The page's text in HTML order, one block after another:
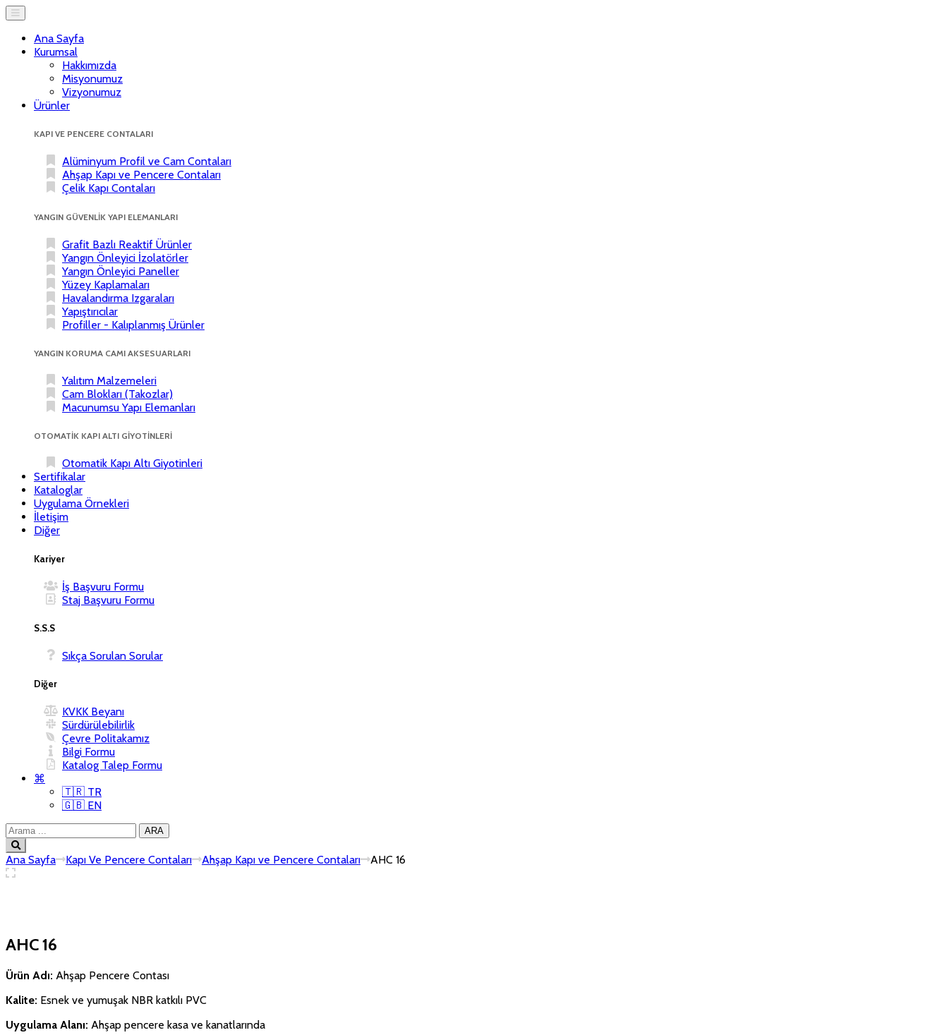
Ana Sayfa
Kurumsal
Hakkımızda
Misyonumuz
Vizyonumuz
Ürünler
KAPI VE PENCERE CONTALARI
Alüminyum Profil ve Cam Contaları
Ahşap Kapı ve Pencere Contaları
Çelik Kapı Contaları
YANGIN GÜVENLİK YAPI ELEMANLARI
Grafit Bazlı Reaktif Ürünler
Yangın Önleyici İzolatörler
Yangın Önleyici Paneller
Yüzey Kaplamaları
Havalandırma Izgaraları
Yapıştırıcılar
Profiller - Kalıplanmış Ürünler
YANGIN KORUMA CAMI AKSESUARLARI
Yalıtım Malzemeleri
Cam Blokları (Takozlar)
Macunumsu Yapı Elemanları
OTOMATİK KAPI ALTI GİYOTİNLERİ
Otomatik Kapı Altı Giyotinleri
Sertifikalar
Kataloglar
Uygulama Örnekleri
İletişim
Diğer
Kariyer
İş Başvuru Formu
Staj Başvuru Formu
S.S.S
Sıkça Sorulan Sorular
Diğer
KVKK Beyanı
Sürdürülebilirlik
Çevre Politakamız
Bilgi Formu
Katalog Talep Formu
⌘
🇹🇷 TR
🇬🇧 EN
Ana Sayfa Kapı Ve Pencere Contaları Ahşap Kapı ve Pencere Contaları AHC 16
AHC 16
Ürün Adı: Ahşap Pencere Contası
Kalite: Esnek ve yumuşak NBR katkılı PVC
Uygulama Alanı: Ahşap pencere kasa ve kanatlarında